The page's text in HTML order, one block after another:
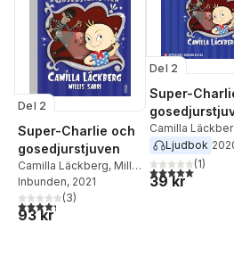
Del 2
Super-Charlie och
gosedjurstjuven
Camilla Läckberg, Millis
Sarri
Inbunden, 2021
4,3utav 5 stjärnor. Totalt antal röster:
(3)
93 kr
Del 2
Super-
Camilla
SarriLjudbok
5,0utav 5(1)
39 kr